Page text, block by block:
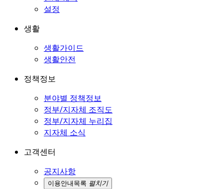
설정
생활
생활가이드
생활안전
정책정보
분야별 정책정보
정부/지자체 조직도
정부/지자체 누리집
지자체 소식
고객센터
공지사항
이용안내 목록 펼치기